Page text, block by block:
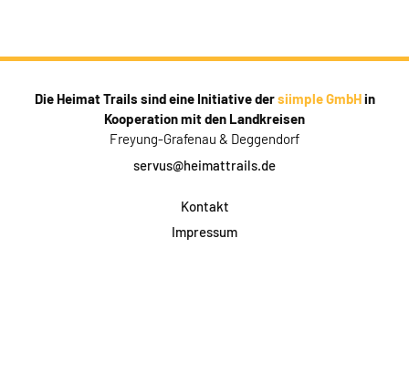
Die Heimat Trails sind eine Initiative dersiimple GmbHin
Kooperation mit den Landkreisen
Freyung-Grafenau & Deggendorf
servus@heimattrails.de
Kontakt
Impressum